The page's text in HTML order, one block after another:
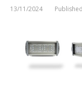
13/11/2024